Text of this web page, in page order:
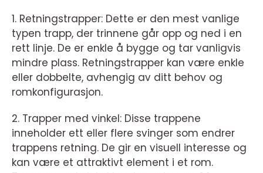
1. Retningstrapper: Dette er den mest vanlige
typen trapp, der trinnene går opp og ned i en
rett linje. De er enkle å bygge og tar vanligvis
mindre plass. Retningstrapper kan være enkle
eller dobbelte, avhengig av ditt behov og
romkonfigurasjon.
2. Trapper med vinkel: Disse trappene
inneholder ett eller flere svinger som endrer
trappens retning. De gir en visuell interesse og
kan være et attraktivt element i et rom.